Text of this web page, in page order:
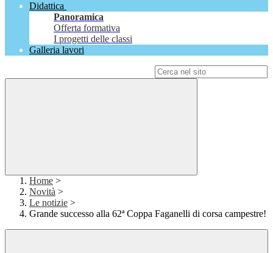
Didattica
Panoramica
Offerta formativa
I progetti delle classi
Galleria lavori
Home >
Novità >
Le notizie >
Grande successo alla 62ª Coppa Faganelli di corsa campestre!